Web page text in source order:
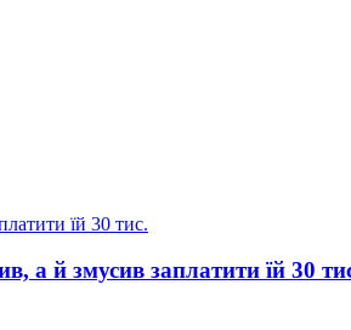
а й змусив заплатити їй 30